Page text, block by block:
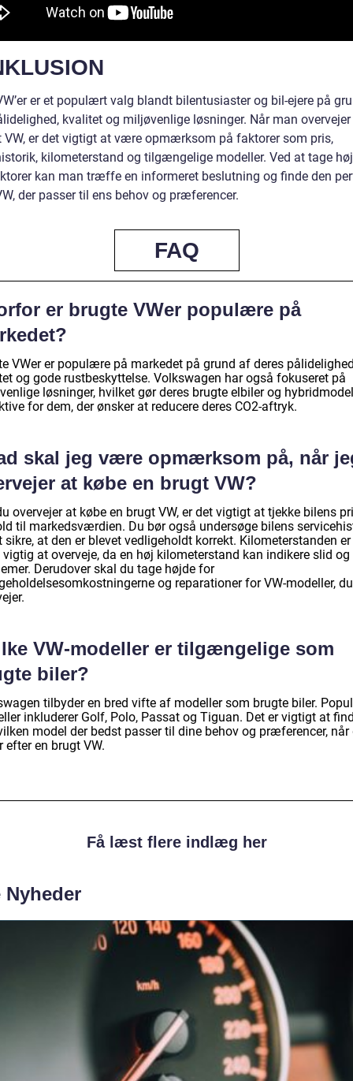
er et populært valg blandt bilentusiaster og bil-ejere på
kvalitet og miljøvenlige løsninger. Når man
VW, er det vigtigt at være opmærksom på faktorer som pris,
kilometerstand og tilgængelige modeller. Ved at tage
kan man træffe en informeret beslutning og finde den
der passer til ens behov og præferencer.
FAQ
er brugte VWer populære på
VWer er populære på markedet på grund af deres
og gode rustbeskyttelse. Volkswagen har også fokuseret på
løsninger, hvilket gør deres brugte elbiler og
for dem, der ønsker at reducere deres CO2-aftryk.
skal jeg være opmærksom på, når
at købe en brugt VW?
overvejer at købe en brugt VW, er det vigtigt at tjekke bilens
til markedsværdien. Du bør også undersøge bilens
sikre, at den er blevet vedligeholdt korrekt. Kilometerstanden er
at overveje, da en høj kilometerstand kan indikere slid og
Derudover skal du tage højde for
og reparationer for VW-modeller, du
VW-modeller er tilgængelige som
biler?
tilbyder en bred vifte af modeller som brugte biler.
inkluderer Golf, Polo, Passat og Tiguan. Det er vigtigt at
model der bedst passer til dine behov og præferencer, når
efter en brugt VW.
Få læst flere indlæg her
Nyheder